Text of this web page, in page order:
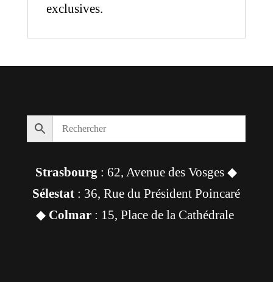
exclusives.
Strasbourg : 62, Avenue des Vosges ◆
Sélestat : 36, Rue du Président Poincaré
◆ Colmar: 15, Place de la Cathédrale